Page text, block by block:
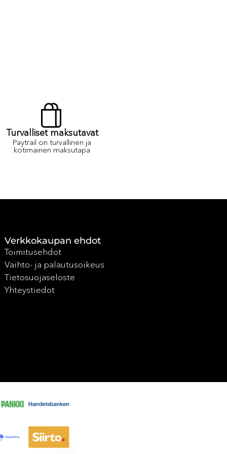
Turvalliset maksutavat
Paytrail on turvallinen ja
kotimainen maksutapa
Verkkokaupan ehdot
Toimitusehdot
Vaihto- ja palautusoikeus
Tietosuojaseloste
Yhteystiedot